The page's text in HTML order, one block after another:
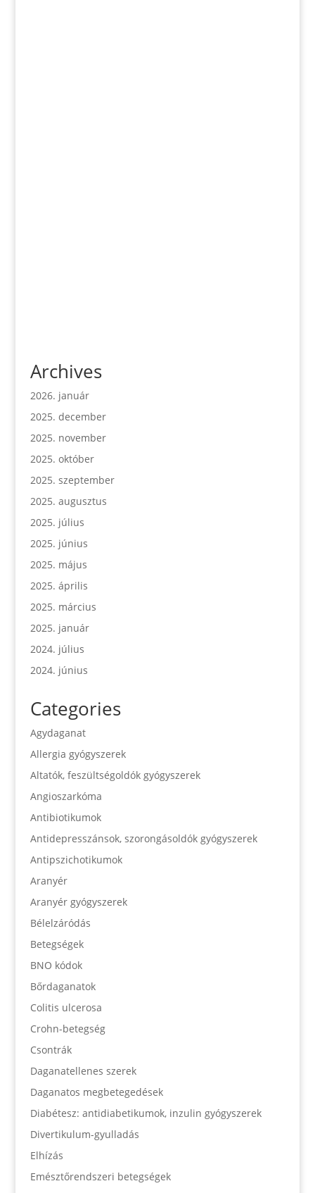
Archives
2026. január
2025. december
2025. november
2025. október
2025. szeptember
2025. augusztus
2025. július
2025. június
2025. május
2025. április
2025. március
2025. január
2024. július
2024. június
Categories
Agydaganat
Allergia gyógyszerek
Altatók, feszültségoldók gyógyszerek
Angioszarkóma
Antibiotikumok
Antidepresszánsok, szorongásoldók gyógyszerek
Antipszichotikumok
Aranyér
Aranyér gyógyszerek
Bélelzáródás
Betegségek
BNO kódok
Bőrdaganatok
Colitis ulcerosa
Crohn-betegség
Csontrák
Daganatellenes szerek
Daganatos megbetegedések
Diabétesz: antidiabetikumok, inzulin gyógyszerek
Divertikulum-gyulladás
Elhízás
Emésztőrendszeri betegségek